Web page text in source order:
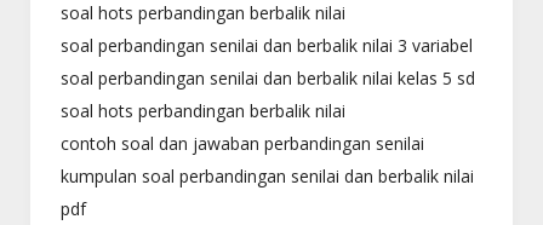
soal hots perbandingan berbalik nilai
soal perbandingan senilai dan berbalik nilai 3 variabel
soal perbandingan senilai dan berbalik nilai kelas 5 sd
soal hots perbandingan berbalik nilai
contoh soal dan jawaban perbandingan senilai
kumpulan soal perbandingan senilai dan berbalik nilai
pdf